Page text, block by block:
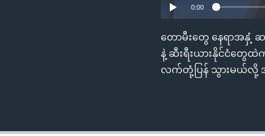
0:00
တောမီးတွေ နေရာအနှံ့
နဲ့ ဆီးရီးယားနိုင်ငံတွေ
လက်တုံ့ပြန် သွားမယ်လို့ အီ